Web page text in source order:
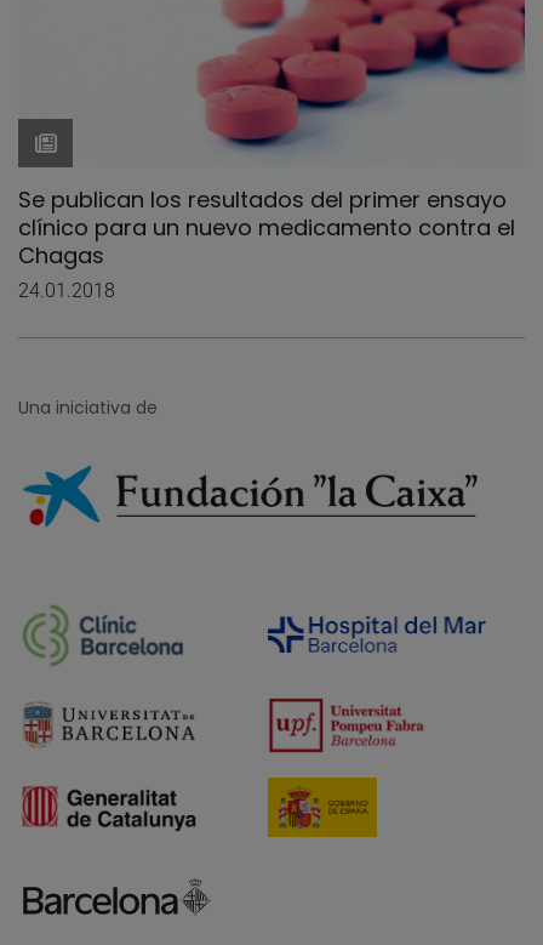
Se publican los resultados del primer ensayo
clínico para un nuevo medicamento contra el
Chagas
24.01.2018
Una iniciativa de